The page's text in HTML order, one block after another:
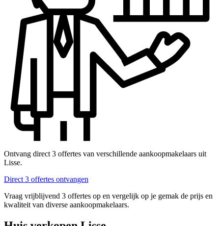
Ontvang direct 3 offertes van verschillende aankoopmakelaars uit
Lisse.
Direct 3 offertes ontvangen
Vraag vrijblijvend 3 offertes op en vergelijk op je gemak de prijs en
kwaliteit van diverse aankoopmakelaars.